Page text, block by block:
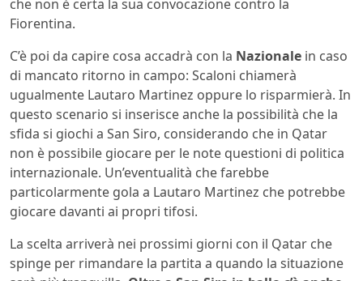
che non è certa la sua convocazione contro la
Fiorentina.
C’è poi da capire cosa accadrà con la Nazionale in caso
di mancato ritorno in campo: Scaloni chiamerà
ugualmente Lautaro Martinez oppure lo risparmierà. In
questo scenario si inserisce anche la possibilità che la
sfida si giochi a San Siro, considerando che in Qatar
non è possibile giocare per le note questioni di politica
internazionale. Un’eventualità che farebbe
particolarmente gola a Lautaro Martinez che potrebbe
giocare davanti ai propri tifosi.
La scelta arriverà nei prossimi giorni con il Qatar che
spinge per rimandare la partita a quando la situazione